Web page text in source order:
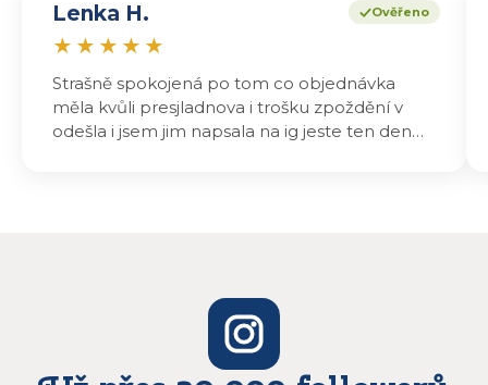
Ověřeno
Lenka H.
★ ★ ★ ★ ★
Strašně spokojená po tom co objednávka
měla kvůli presjladnova i trošku zpoždění v
odešla i jsem jim napsala na ig jeste ten den